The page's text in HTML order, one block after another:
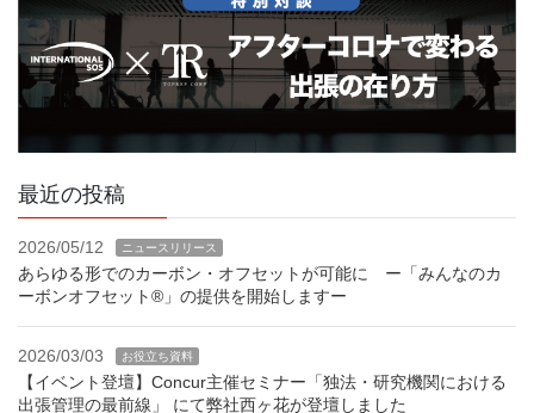
最近の投稿
2026/05/12 ニュースリリース
あらゆる形でのカーボン・オフセットが可能に ー「みんなのカ
ーボンオフセット®」の提供を開始しますー
2026/03/03 お役立ち資料
【イベント登壇】Concur主催セミナー「独法・研究機関における
出張管理の最前線」 にて弊社西ヶ花が登壇しました